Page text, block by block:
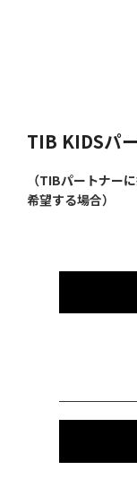
TIB KIDSパ
（TIBパートナー
希望する場合）